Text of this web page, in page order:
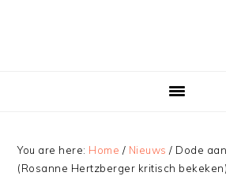
You are here: Home / Nieuws / Dode
(Rosanne Hertzberger kritisch bekeken)